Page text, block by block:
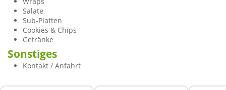
Salate
Sub-Platten
Cookies & Chips
Getränke
Sonstiges
Kontakt / Anfahrt